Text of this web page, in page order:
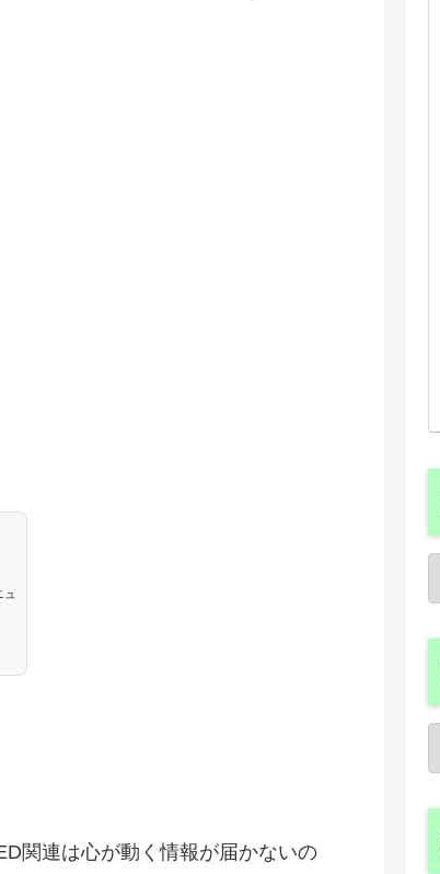
関連は心が動く情報が届かないの